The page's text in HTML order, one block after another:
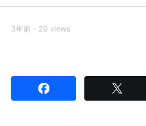
3年前・20 views